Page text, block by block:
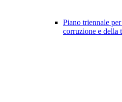
Piano triennale
corruzione e della